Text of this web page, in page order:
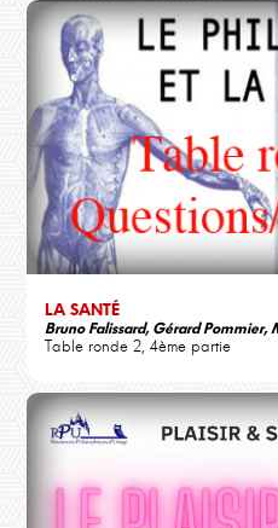
LA SANTÉ
Bruno Falissard, Gérard
Table ronde 2, 4ème partie